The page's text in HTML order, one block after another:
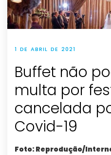
1 DE ABRIL DE 2021
Buffet não
multa por
cancelada
Covid-19
Foto: Reprodução/